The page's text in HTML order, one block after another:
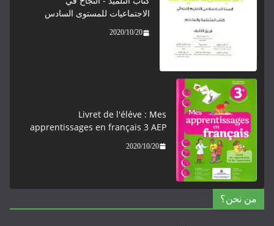
الاجتماعيات للمستوى السادس
2020/10/20
Livret de l'éléve : Mes
apprentissages en français 3 AEP
2020/10/20
من نحن؟